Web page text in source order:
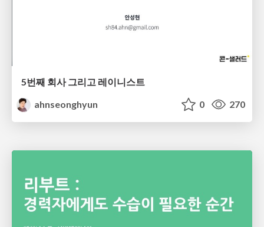
5번째 회사 그리고 레이니스트
ahnseonghyun
0 270